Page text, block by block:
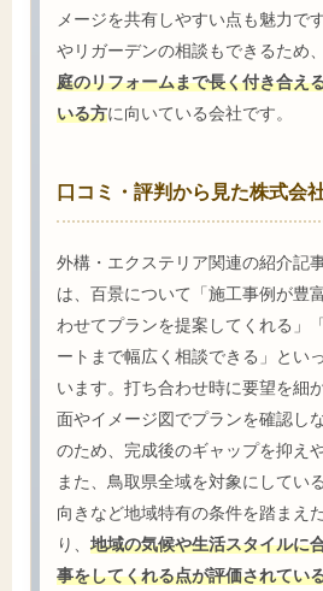
メージを共有しやすい点も魅力で
やリガーデンの相談もできるため、
庭のリフォームまで長く付き合え
いる方に向いている会社です。
口コミ・評判から見た株式会
外構・エクステリア関連の紹介記
は、百景について「施工事例が豊
わせてプランを提案してくれる」
ートまで幅広く相談できる」とい
います。打ち合わせ時に要望を細
面やイメージ図でプランを確認し
のため、完成後のギャップを抑え
また、鳥取県全域を対象にしてい
向きなど地域特有の条件を踏まえ
り、 地域の気候や生活スタイルに
事をしてくれる点が評価されてい